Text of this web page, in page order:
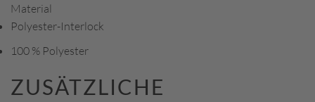
Material
Polyester-Interlock
100 % Polyester
ZUSÄTZLICHE